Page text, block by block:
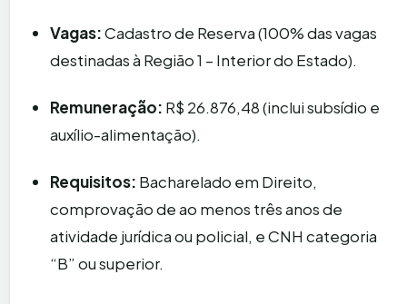
Vagas:Cadastro de Reserva (100% das vagas
destinadas à Região 1 – Interior do Estado).
Remuneração: R$ 26.876,48 (inclui subsídio e
auxílio-alimentação).
Requisitos: Bacharelado em Direito,
comprovação de ao menos três anos de
atividade jurídica ou policial, e CNH categoria
“B” ou superior.